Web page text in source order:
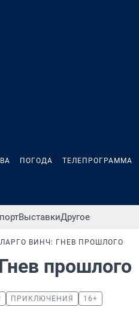
ПОГОДА ТЕЛЕПРОГРАММА
ВыставкиДругое
ЛАРГО ВИНЧ: ГНЕВ ПРОШЛОГО
прошлого
ПРИКЛЮЧЕНИЯ 16+